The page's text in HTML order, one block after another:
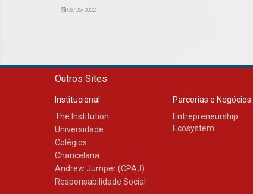
08/06/2022
Outros Sites
Institucional
The Institution
Universidade
Colégios
Chancelaria
Andrew Jumper (CPAJ)
Responsabilidade Social
Parcerias e Negócios:
Entrepreneurship
Ecosystem